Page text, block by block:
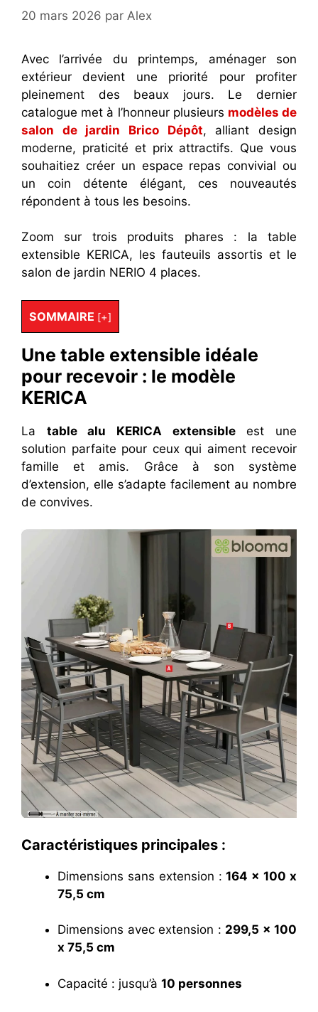
20 mars 2026 par Alex
Avec l’arrivée du printemps, aménager son
extérieur devient une priorité pour profiter
pleinement des beaux jours. Le dernier
catalogue met à l’honneur plusieurs modèles de
salon de jardin Brico Dépôt, alliant design
moderne, praticité et prix attractifs. Que vous
souhaitiez créer un espace repas convivial ou
un coin détente élégant, ces nouveautés
répondent à tous les besoins.
Zoom sur trois produits phares : la table
extensible KERICA, les fauteuils assortis et le
salon de jardin NERIO 4 places.
SOMMAIRE [+]
Une table extensible idéale
pour recevoir : le modèle
KERICA
La table alu KERICA extensibleest une
solution parfaite pour ceux qui aiment recevoir
famille et amis. Grâce à son système
d’extension, elle s’adapte facilement au nombre
de convives.
Caractéristiques principales :
Dimensions sans extension :164 x 100 x
75,5 cm
Dimensions avec extension : 299,5 x 100
x 75,5 cm
Capacité : jusqu’à 10 personnes